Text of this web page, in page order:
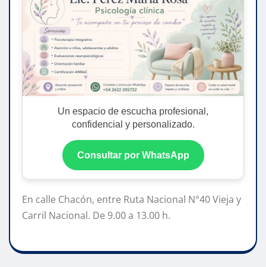
Un espacio de escucha profesional,
confidencial y personalizado.
Consultar por WhatsApp
En calle Chacón, entre Ruta Nacional N°40 Vieja y
Carril Nacional. De 9.00 a 13.00 h.